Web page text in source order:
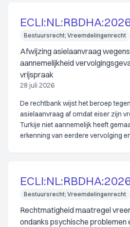
Bestuursrecht; Vreemdelingenrecht
Afwijzing asielaanvraag
aannemelijkheid
vrijspraak
28 juli 2026
De rechtbank wijst het beroep
asielaanvraag af omdat eiser zijn
Turkije niet aannemelijk heeft
erkenning van eerdere vervolging
Bestuursrecht; Vreemdelingenrecht
Rechtmatigheid maatregel
ondanks psychische problemen